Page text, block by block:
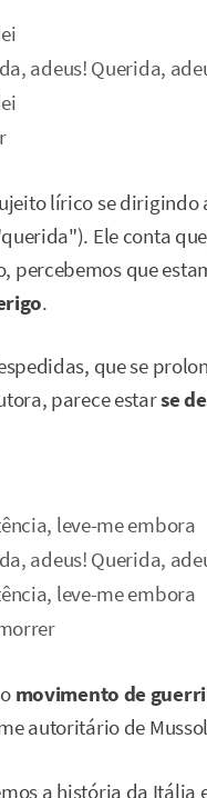
adeus! Querida,
lírico se
Ele conta
percebemos que
.
que se
parece estarse
leve-me embora
adeus! Querida,
leve-me embora
movimento de
autoritário de
a história da